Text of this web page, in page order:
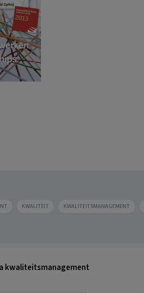
KWALITEIT KWALITEITSMANAGEMENT
kwaliteitsmanagement